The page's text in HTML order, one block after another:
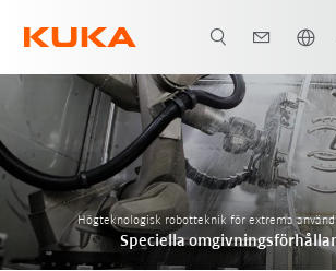
över tillämpningar Kontakt Kundexempel
Högteknologisk robotteknik för extrema
Speciella